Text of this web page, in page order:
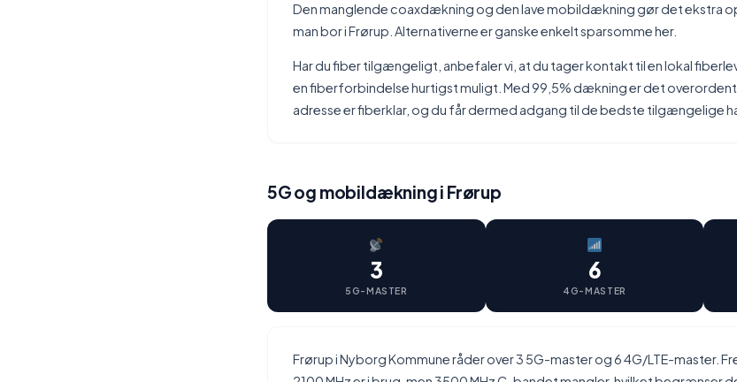
Den manglende coaxdækning og den lave mobildækning gør det ekstra
man bor i Frørup. Alternativerne er ganske enkelt sparsomme her.
Har du fiber tilgængeligt, anbefaler vi, at du tager kontakt til en lokal
en fiberforbindelse hurtigst muligt. Med 99,5% dækning er det
adresse er fiberklar, og du får dermed adgang til de bedste tilgængelige
5G og mobildækning i Frørup
3
5G-MASTER
6
4G-MASTER
Frørup i Nyborg Kommune råder over 3 5G-master og 6 4G/LTE-master.